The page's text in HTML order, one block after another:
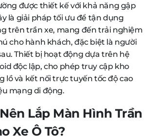
được thiết kế với khả năng gập
là giải pháp tối ưu để tận dụng
trên trần xe, mang đến trải nghiệm
cho hành khách, đặc biệt là người
Thiết bị hoạt động dựa trên hệ
độc lập, cho phép truy cập kho
lồ và kết nối trực tuyến tốc độ cao
mạng di động.
Lắp Màn Hình Trần
Xe Ô Tô?